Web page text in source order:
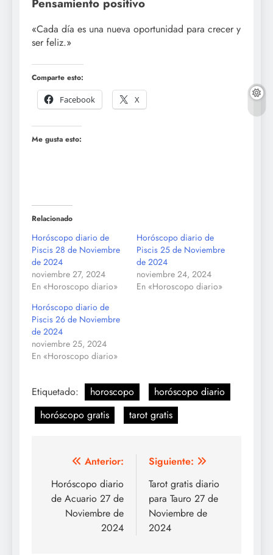
«Cada día es una nueva oportunidad para crecer y
ser feliz.»
Comparte esto:
Facebook
X
Me gusta esto:
Relacionado
Horóscopo diario de
Piscis 28 de Noviembre
de 2024
noviembre 27, 2024
En «Horoscopo diario»
Horóscopo diario de
Piscis 25 de Noviembre
de 2024
noviembre 24, 2024
En «Horoscopo diario»
Horóscopo diario de
Piscis 26 de Noviembre
de 2024
noviembre 25, 2024
En «Horoscopo diario»
Etiquetado: horoscopo
horóscopo diario
horóscopo gratis
tarot gratis
Navegación
de
entradas
Anterior:
Horóscopo diario
de Acuario 27 de
Noviembre de
2024
Siguiente:
Tarot gratis diario
para Tauro 27 de
Noviembre de
2024